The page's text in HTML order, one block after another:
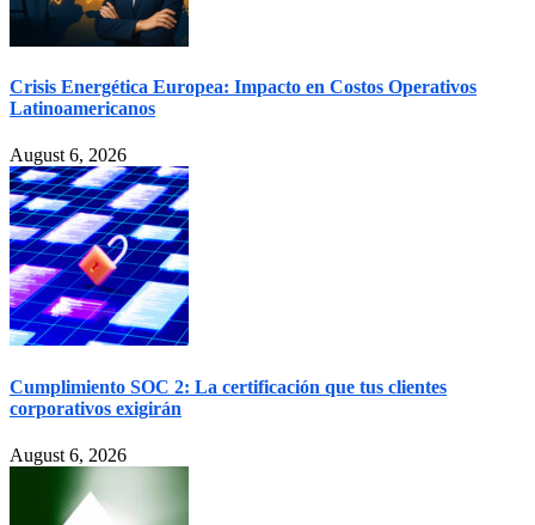
Crisis Energética Europea: Impacto en Costos Operativos
Latinoamericanos
August 6, 2026
Cumplimiento SOC 2: La certificación que tus clientes
corporativos exigirán
August 6, 2026